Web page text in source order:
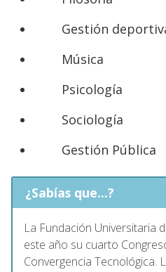
Gestión
Música
Psicología
Sociología
Gestión Pública
¿Sabías que...?
La Fundación Universitaria
este año su cuarto
Convergencia Tecnológica.